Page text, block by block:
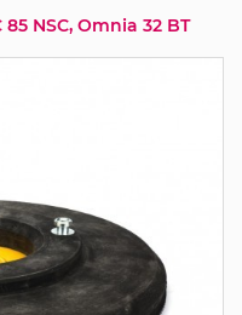
NSC, Omnia 32 BT